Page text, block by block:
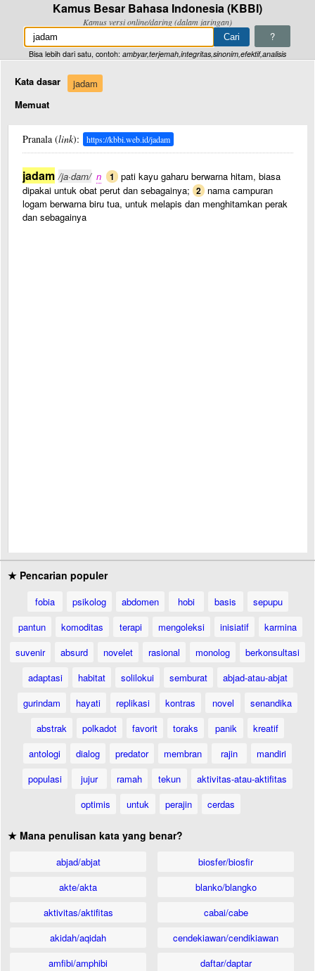
Kamus Besar Bahasa Indonesia (KBBI)
Kamus versi online/daring (dalam jaringan)
?
Bisa lebih dari satu, contoh: ambyar,terjemah,integritas,sinonim,efektif,analisis
Kata dasar
jadam
Memuat
Pranala (link): https://kbbi.web.id/jadam
jadam /ja·dam/ n 1 pati kayu gaharu berwarna hitam, biasa
dipakai untuk obat perut dan sebagainya; 2 nama campuran
logam berwarna biru tua, untuk melapis dan menghitamkan perak
dan sebagainya
★ Pencarian populer
fobia psikolog abdomen hobi basis
sepupu
pantun
komoditas terapi mengoleksi inisiatif
karmina
suvenir
absurd novelet rasional monolog
berkonsultasi
adaptasi
habitat solilokui semburat
abjad-atau-abjat
gurindam
hayati replikasi kontras novel
senandika
abstrak
polkadot favorit toraks panik
kreatif
antologi
dialog predator membran rajin
mandiri
populasi
jujur ramah tekun
aktivitas-atau-aktifitas
optimis
untuk perajin cerdas
★ Mana penulisan kata yang benar?
abjad/abjat
akte/akta
aktivitas/aktifitas
akidah/aqidah
amfibi/amphibi
biosfer/biosfir
blanko/blangko
cabai/cabe
cendekiawan/cendikiawan
daftar/daptar